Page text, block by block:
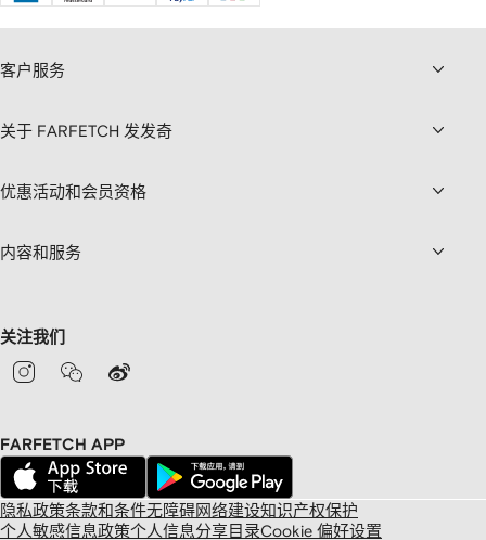
客户服务
关于 FARFETCH 发发奇
优惠活动和会员资格
内容和服务
关注我们
FARFETCH APP
隐私政策条款和条件无障碍网络建设知识产权保护
个人敏感信息政策个人信息分享目录Cookie 偏好设置